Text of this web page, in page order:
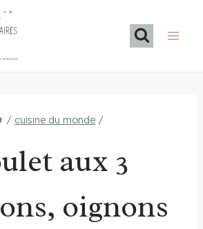
maison
/ cuisine du monde /
aux 3
oignons